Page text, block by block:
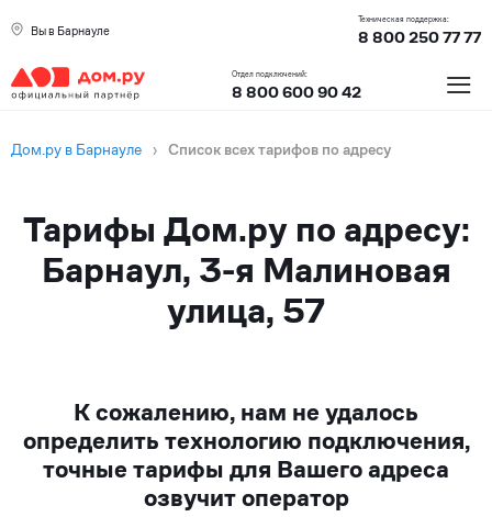
Вы в Барнауле
Техническая поддержка:
8 800 250 77 77
Отдел подключений:
8 800 600 90 42 ≡
Дом.ру в Барнауле › Список всех тарифов по адресу
Тарифы Дом.ру по адресу:
Барнаул, 3-я Малиновая
улица, 57
К сожалению, нам не удалось
определить технологию подключения,
точные тарифы для Вашего адреса
озвучит оператор